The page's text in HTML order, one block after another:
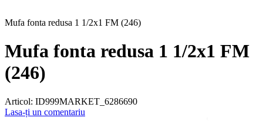
Mufa fonta redusa 1 1/2x1 FM (246)
Mufa fonta redusa 1 1/2x1 FM
(246)
Articol: ID999MARKET_6286690
Lasa-ți un comentariu